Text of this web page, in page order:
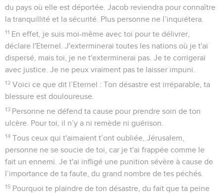
du pays où elle est déportée. Jacob reviendra pour connaître
la tranquillité et la sécurité. Plus personne ne l’inquiétera.
11 En effet, je suis moi-même avec toi pour te délivrer,
déclare l'Eternel. J'exterminerai toutes les nations où je t'ai
dispersé, mais toi, je ne t'exterminerai pas. Je te corrigerai
avec justice. Je ne peux vraiment pas te laisser impuni.
12 Voici ce que dit l’Eternel : Ton désastre est irréparable, ta
blessure est douloureuse.
13 Personne ne défend ta cause pour prendre soin de ton
ulcère. Pour toi, il n’y a ni remède ni guérison.
14 Tous ceux qui t'aimaient t’ont oubliée, Jérusalem,
personne ne se soucie de toi, car je t'ai frappée comme le
fait un ennemi. Je t'ai infligé une punition sévère à cause de
l’importance de ta faute, du grand nombre de tes péchés.
15 Pourquoi te plaindre de ton désastre, du fait que ta peine